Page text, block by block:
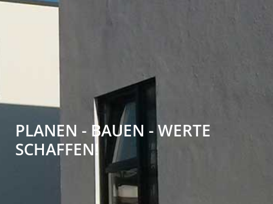
PLANEN - BAUEN - WERTE
SCHAFFEN!